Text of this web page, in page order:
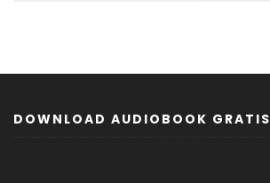
DOWNLOAD AUDIOBOOK GRATIS